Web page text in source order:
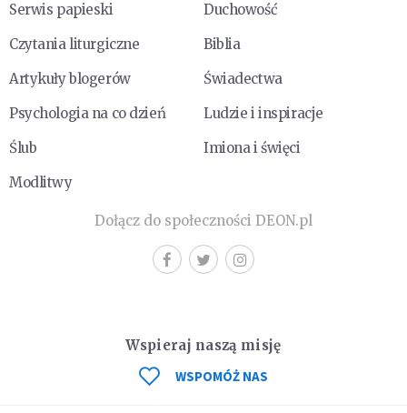
Serwis papieski
Duchowość
Czytania liturgiczne
Biblia
Artykuły blogerów
Świadectwa
Psychologia na co dzień
Ludzie i inspiracje
Ślub
Imiona i święci
Modlitwy
Dołącz do społeczności DEON.pl
Wspieraj naszą misję
WSPOMÓŻ NAS